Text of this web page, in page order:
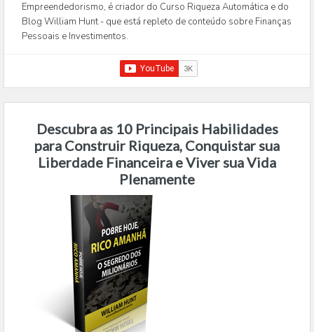
Empreendedorismo, é criador do Curso Riqueza Automática e do
Blog William Hunt - que está repleto de conteúdo sobre Finanças
Pessoais e Investimentos.
Descubra as 10 Principais Habilidades
para Construir Riqueza, Conquistar sua
Liberdade Financeira e Viver sua Vida
Plenamente